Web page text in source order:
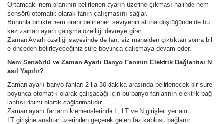
Ortamdaki nem oranının belirlenen ayarın üzerine çıkması halinde nem
sensörü otomatik olarak fanın çalışmasını sağlar.
Bununla birlikte nem oranı belirlenen seviyenin altına düştüğünde de bu
kez zaman ayarlı çalışma özelliği devreye girer.
Zaman Ayarlı özelliği sayesinde de fan, siz mahalden çıktıktan sonra bil
e önceden belirleyeceğiniz süre boyunca çalışmaya devam eder.
Nem Sensörlü ve Zaman Ayarlı Banyo Fanının Elektrik Bağlantısı N
asıl Yapılır?
Zaman ayarlı banyo fanları 2 ila 30 dakika arasında belirlenecek bir süre
boyunca otomatik olarak çalışacağı için bu banyo fanlarının elektrik bağ
lantısı daimi olarak sağlanmalıdır.
Zaman ayarlı fanların klemenslerinde L, LT ve N girişleri yer alır.
LT girişine anahtar üzerinden geçerek gelen faz kablosu bağlanır.